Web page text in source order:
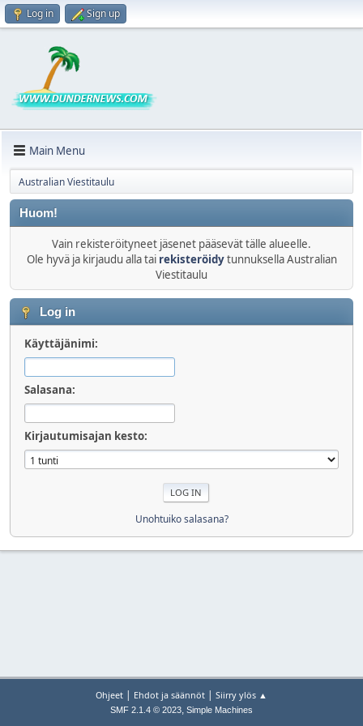
Log in Sign up
Main Menu
Australian Viestitaulu
Huom!
Vain rekisteröityneet jäsenet pääsevät tälle alueelle.
Ole hyvä ja kirjaudu alla tai rekisteröidytunnuksella Australian
Viestitaulu
Log in
Käyttäjänimi:
Salasana:
Kirjautumisajan kesto:
Unohtuiko salasana?
Ohjeet | Ehdot ja säännöt | Siirry ylös ▲
SMF 2.1.4 © 2023, Simple Machines